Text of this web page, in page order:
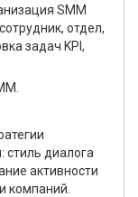
SMM
отдел,
задач KPI,
диалога
активности
компаний.